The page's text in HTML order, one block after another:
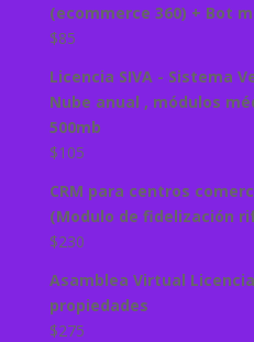
(ecommerce 360) + Bot
$85
Licencia SIVA - Sistema
Nube anual , módulos
500mb
$105
CRM para centros
(Modulo de fidelización
$230
Asamblea Virtual
propiedades
$275